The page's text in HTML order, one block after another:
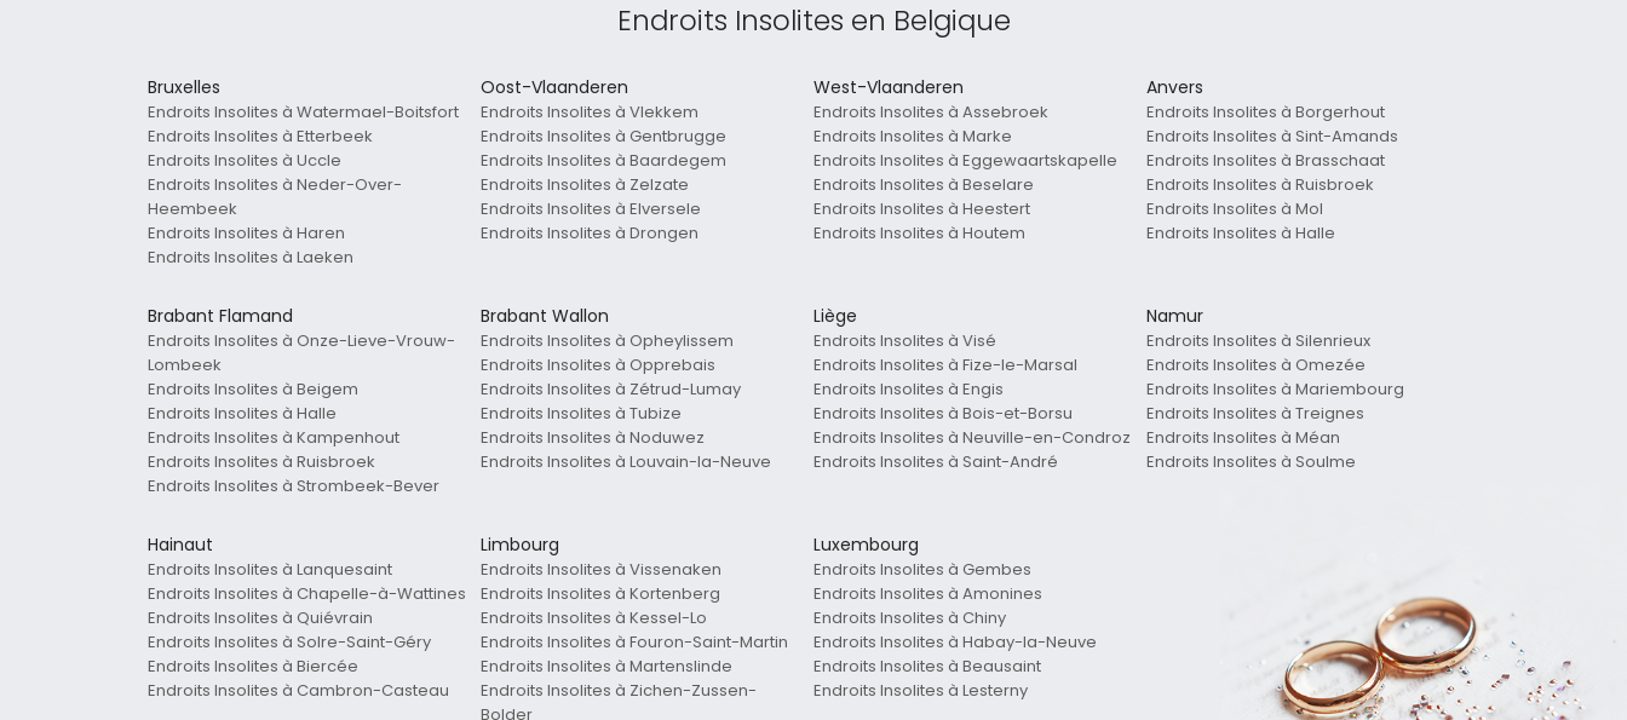
Endroits Insolites en Belgique
Bruxelles
Endroits Insolites à Watermael-Boitsfort
Endroits Insolites à Etterbeek
Endroits Insolites à Uccle
Endroits Insolites à Neder-Over-
Heembeek
Endroits Insolites à Haren
Endroits Insolites à Laeken
Oost-Vlaanderen
Endroits Insolites à Vlekkem
Endroits Insolites à Gentbrugge
Endroits Insolites à Baardegem
Endroits Insolites à Zelzate
Endroits Insolites à Elversele
Endroits Insolites à Drongen
West-Vlaanderen
Endroits Insolites à Assebroek
Endroits Insolites à Marke
Endroits Insolites à Eggewaartskapelle
Endroits Insolites à Beselare
Endroits Insolites à Heestert
Endroits Insolites à Houtem
Anvers
Endroits Insolites à Borgerhout
Endroits Insolites à Sint-Amands
Endroits Insolites à Brasschaat
Endroits Insolites à Ruisbroek
Endroits Insolites à Mol
Endroits Insolites à Halle
Brabant Flamand
Endroits Insolites à Onze-Lieve-Vrouw-
Lombeek
Endroits Insolites à Beigem
Endroits Insolites à Halle
Endroits Insolites à Kampenhout
Endroits Insolites à Ruisbroek
Endroits Insolites à Strombeek-Bever
Brabant Wallon
Endroits Insolites à Opheylissem
Endroits Insolites à Opprebais
Endroits Insolites à Zétrud-Lumay
Endroits Insolites à Tubize
Endroits Insolites à Noduwez
Endroits Insolites à Louvain-la-Neuve
Liège
Endroits Insolites à Visé
Endroits Insolites à Fize-le-Marsal
Endroits Insolites à Engis
Endroits Insolites à Bois-et-Borsu
Endroits Insolites à Neuville-en-Condroz
Endroits Insolites à Saint-André
Namur
Endroits Insolites à Silenrieux
Endroits Insolites à Omezée
Endroits Insolites à Mariembourg
Endroits Insolites à Treignes
Endroits Insolites à Méan
Endroits Insolites à Soulme
Hainaut
Endroits Insolites à Lanquesaint
Endroits Insolites à Chapelle-à-Wattines
Endroits Insolites à Quiévrain
Endroits Insolites à Solre-Saint-Géry
Endroits Insolites à Biercée
Endroits Insolites à Cambron-Casteau
Limbourg
Endroits Insolites à Vissenaken
Endroits Insolites à Kortenberg
Endroits Insolites à Kessel-Lo
Endroits Insolites à Fouron-Saint-Martin
Endroits Insolites à Martenslinde
Endroits Insolites à Zichen-Zussen-
Bolder
Luxembourg
Endroits Insolites à Gembes
Endroits Insolites à Amonines
Endroits Insolites à Chiny
Endroits Insolites à Habay-la-Neuve
Endroits Insolites à Beausaint
Endroits Insolites à Lesterny